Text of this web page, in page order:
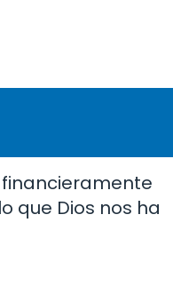
que Dios nos ha